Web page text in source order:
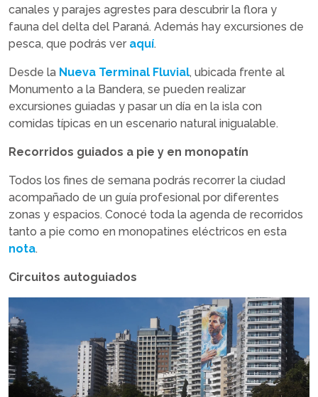
canales y parajes agrestes para descubrir la flora y
fauna del delta del Paraná. Además hay excursiones de
pesca, que podrás ver aquí.
Desde la Nueva Terminal Fluvial, ubicada frente al
Monumento a la Bandera, se pueden realizar
excursiones guiadas y pasar un día en la isla con
comidas típicas en un escenario natural inigualable.
Recorridos guiados a pie y en monopatín
Todos los fines de semana podrás recorrer la ciudad
acompañado de un guía profesional por diferentes
zonas y espacios. Conocé toda la agenda de recorridos
tanto a pie como en monopatines eléctricos en esta
nota.
Circuitos autoguiados